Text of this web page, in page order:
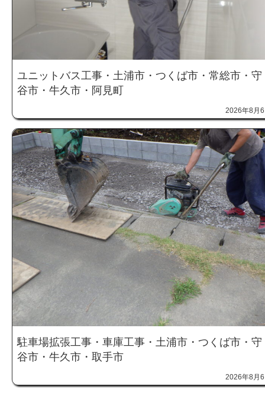
ユニットバス工事・土浦市・つくば市・常総市・守
谷市・牛久市・阿見町
2026年8月
駐車場拡張工事・車庫工事・土浦市・つくば市・守
谷市・牛久市・取手市
2026年8月